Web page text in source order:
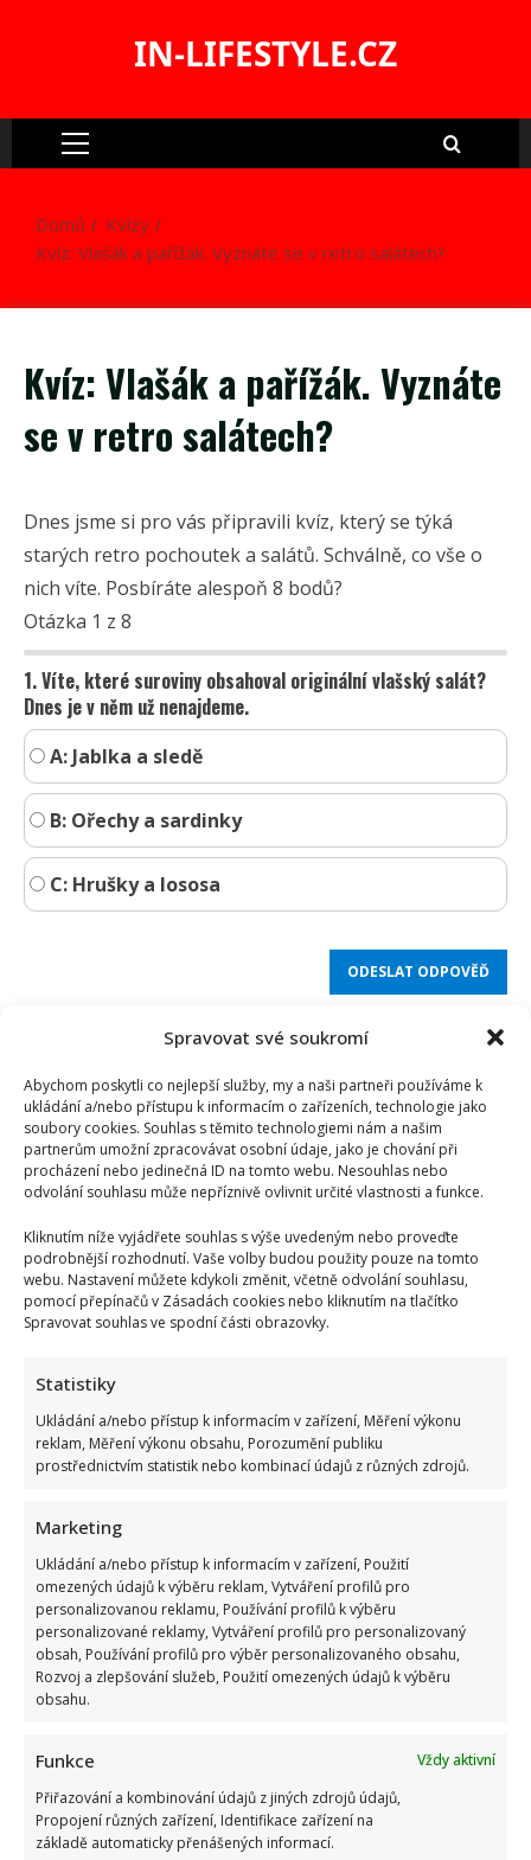
Spravovat své soukromí
Abychom poskytli co nejlepší služby, my a naši partneři používáme k
ukládání a/nebo přístupu k informacím o zařízeních, technologie jako
soubory cookies. Souhlas s těmito technologiemi nám a našim
partnerům umožní zpracovávat osobní údaje, jako je chování při
procházení nebo jedinečná ID na tomto webu. Nesouhlas nebo
odvolání souhlasu může nepříznivě ovlivnit určité vlastnosti a funkce.
Kliknutím níže vyjádřete souhlas s výše uvedeným nebo proveďte
podrobnější rozhodnutí. Vaše volby budou použity pouze na tomto
webu. Nastavení můžete kdykoli změnit, včetně odvolání souhlasu,
pomocí přepínačů v Zásadách cookies nebo kliknutím na tlačítko
Spravovat souhlas ve spodní části obrazovky.
Statistiky
Ukládání a/nebo přístup k informacím v zařízení, Měření výkonu
reklam, Měření výkonu obsahu, Porozumění publiku
prostřednictvím statistik nebo kombinací údajů z různých zdrojů.
Marketing
Ukládání a/nebo přístup k informacím v zařízení, Použití
omezených údajů k výběru reklam, Vytváření profilů pro
personalizovanou reklamu, Používání profilů k výběru
personalizované reklamy, Vytváření profilů pro personalizovaný
obsah, Používání profilů pro výběr personalizovaného obsahu,
Rozvoj a zlepšování služeb, Použití omezených údajů k výběru
obsahu.
Funkce
Vždy aktivní
Přiřazování a kombinování údajů z jiných zdrojů údajů,
Propojení různých zařízení, Identifikace zařízení na
základě automaticky přenášených informací.
IN-LIFESTYLE.CZ
Primary
Domů
Kvízy
Kvíz: Vlašák a pařížák. Vyznáte se v retro salátech?
Kvíz: Vlašák a pařížák. Vyznáte
se v retro salátech?
Dnes jsme si pro vás připravili kvíz, který se týká
starých retro pochoutek a salátů. Schválně, co vše o
nich víte. Posbíráte alespoň 8 bodů?
Otázka 1 z 8
1. Víte, které suroviny obsahoval originální vlašský salát?
Dnes je v něm už nenajdeme.
A: Jablka a sledě
B: Ořechy a sardinky
C: Hrušky a lososa
slavné tváře domácího filmu opravdu dokonale
Autor: Richard Touš
5. 8. 2026
dorozuměl by se téměř jako rodilý mluvčí
Autor: Richard Touš
5. 8. 2026